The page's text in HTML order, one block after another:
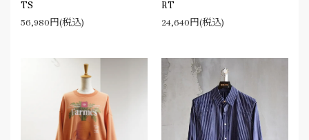
TS
56,980円(税込)
RT
24,640円(税込)